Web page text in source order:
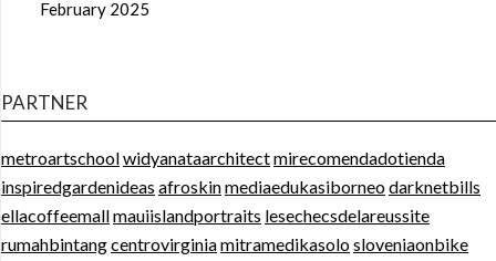
February 2025
PARTNER
metroartschoolwidyanataarchitectmirecomendadotienda
inspiredgardenideas afroskinmediaedukasiborneodarknetbills
ellacoffeemallmauiislandportraits lesechecsdelareussite
rumahbintangcentrovirginiamitramedikasolosloveniaonbike